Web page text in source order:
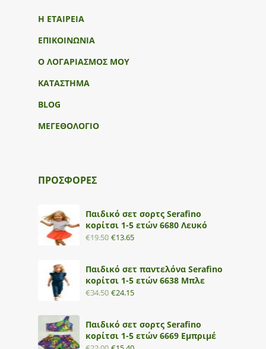
Η ΕΤΑΙΡΕΙΑ
ΕΠΙΚΟΙΝΩΝΙΑ
Ο ΛΟΓΑΡΙΑΣΜΟΣ ΜΟΥ
ΚΑΤΑΣΤΗΜΑ
BLOG
ΜΕΓΕΘΟΛΟΓΙΟ
ΠΡΟΣΦΟΡΕΣ
Παιδικό σετ σορτς Serafino
κορίτσι 1-5 ετών 6680 Λευκό
€19.50 €13.65
Παιδικό σετ παντελόνα Serafino
κορίτσι 1-5 ετών 6638 Μπλε
€34.50 €24.15
Παιδικό σετ σορτς Serafino
κορίτσι 1-5 ετών 6669 Εμπριμέ